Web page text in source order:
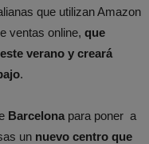
que utilizan Amazon
ventas online, que
verano y creará
.
Barcelona para poner a
un nuevo centro que